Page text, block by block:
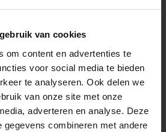
van cookies
om content en advertenties te
voor social media te bieden
te analyseren. Ook delen we
van onze site met onze
adverteren en analyse. Deze
gegevens combineren met andere
mandaat
prof. dr. Willem Staels
mandaat